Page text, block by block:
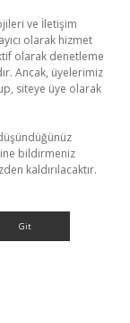
ve İletişim
olarak hizmet
olarak denetleme
Ancak, üyelerimiz
siteye üye olarak
bildirmeniz
kaldırılacaktır.